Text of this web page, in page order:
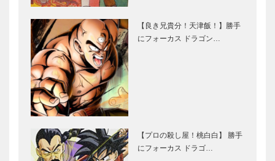
【良き兄貴分！天津飯！】勝手
にフォーカス ドラゴン…
【プロの殺し屋！桃白白】 勝手
にフォーカス ドラゴ…